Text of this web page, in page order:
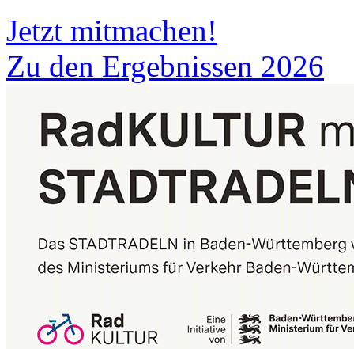
Jetzt mitmachen!
Zu den Ergebnissen 2026